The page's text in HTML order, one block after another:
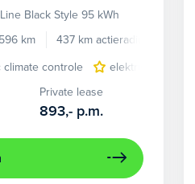
Black Style 95 kWh
km 437 km actieradius
climate controle
elektrisch
Private lease
893,- p.m.